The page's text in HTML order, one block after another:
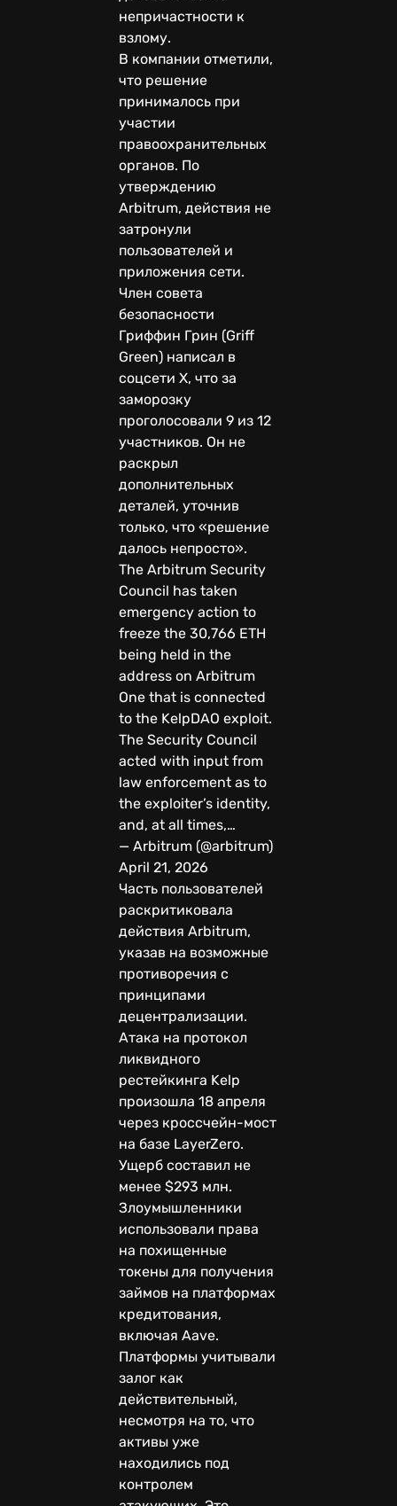
непричастности к
взлому.
В компании отметили,
что решение
принималось при
участии
правоохранительных
органов. По
утверждению
Arbitrum, действия не
затронули
пользователей и
приложения сети.
Член совета
безопасности
Гриффин Грин (Griff
Green) написал в
соцсети X, что за
заморозку
проголосовали 9 из 12
участников. Он не
раскрыл
дополнительных
деталей, уточнив
только, что «решение
далось непросто».
The Arbitrum Security
Council has taken
emergency action to
freeze the 30,766 ETH
being held in the
address on Arbitrum
One that is connected
to the KelpDAO exploit.
The Security Council
acted with input from
law enforcement as to
the exploiter’s identity,
and, at all times,…
— Arbitrum (@arbitrum)
April 21, 2026
Часть пользователей
раскритиковала
действия Arbitrum,
указав на возможные
противоречия с
принципами
децентрализации.
Атака на протокол
ликвидного
рестейкинга Kelp
произошла 18 апреля
через кроссчейн-мост
на базе LayerZero.
Ущерб составил не
менее $293 млн.
Злоумышленники
использовали права
на похищенные
токены для получения
займов на платформах
кредитования,
включая Aave.
Платформы учитывали
залог как
действительный,
несмотря на то, что
активы уже
находились под
контролем